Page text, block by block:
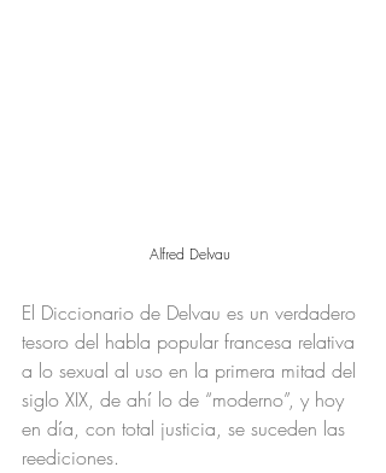
Alfred Delvau
El Diccionario de Delvau es un verdadero
tesoro del habla popular francesa relativa
a lo sexual al uso en la primera mitad del
siglo XIX, de ahí lo de “moderno”, y hoy
en día, con total justicia, se suceden las
reediciones.